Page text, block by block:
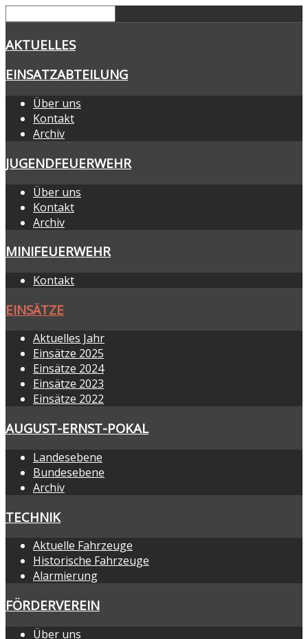
AKTUELLES
EINSATZABTEILUNG
Über uns
Kontakt
Archiv
JUGENDFEUERWEHR
Über uns
Kontakt
Archiv
MINIFEUERWEHR
Kontakt
EINSÄTZE
Aktuelles Jahr
Einsätze 2025
Einsätze 2024
Einsätze 2023
Einsätze 2022
AUGUST-ERNST-POKAL
Landesebene
Bundesebene
Archiv
TECHNIK
Aktuelle Fahrzeuge
Historische Fahrzeuge
Alarmierung
FÖRDERVEREIN
Über uns